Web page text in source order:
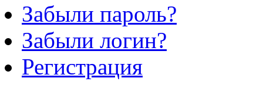
Забыли пароль?
Забыли логин?
Регистрация